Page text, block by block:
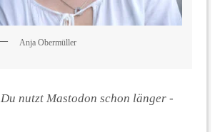
Anja Obermüller
Du nutzt Mastodon schon länger -